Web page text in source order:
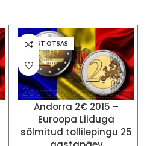
LAOST OTSAS
Andorra 2€ 2015 –
Euroopa Liiduga
sõlmitud tollilepingu 25